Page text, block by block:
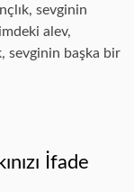
sevginin
alev,
sevginin başka bir
İfade